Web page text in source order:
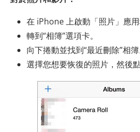
在 iPhone 上啟動「照片」應用
轉到“相簿”選項卡。
向下捲動並找到“最近刪除”相簿
選擇您想要恢復的照片，然後